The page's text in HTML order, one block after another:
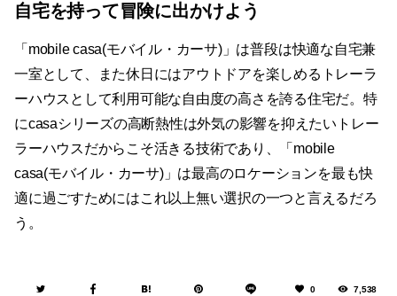
自宅を持って冒険に出かけよう
「mobile casa(モバイル・カーサ)」は普段は快適な自宅兼
一室として、また休日にはアウトドアを楽しめるトレーラ
ーハウスとして利用可能な自由度の高さを誇る住宅だ。特
にcasaシリーズの高断熱性は外気の影響を抑えたいトレー
ラーハウスだからこそ活きる技術であり、「mobile
casa(モバイル・カーサ)」は最高のロケーションを最も快
適に過ごすためにはこれ以上無い選択の一つと言えるだろ
う。
0 7,538